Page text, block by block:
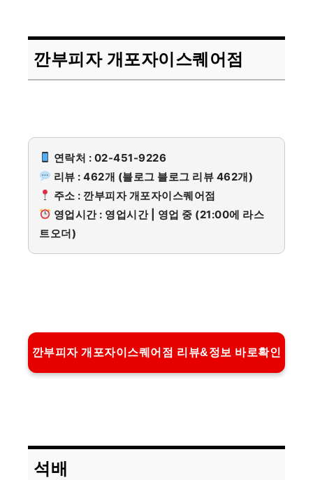
깐부피자 개포자이스퀘어점
연락처 : 02-451-9226
리뷰 : 462개 (블로그 블로그 리뷰 462개)
주소 : 깐부피자 개포자이스퀘어점
영업시간 : 영업시간 | 영업 중 (21:00에 라스
트오더)
깐부피자 개포자이스퀘어점 리뷰&정보 바로확인
석배